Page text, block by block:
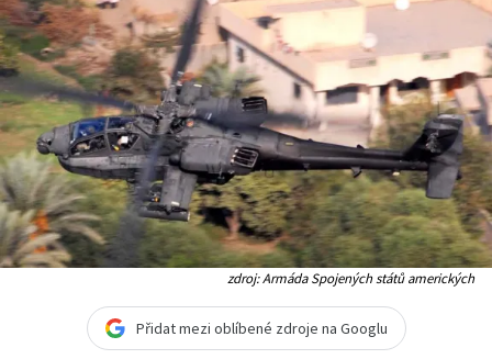
zdroj: Armáda Spojených států amerických
Přidat mezi oblíbené zdroje na Googlu